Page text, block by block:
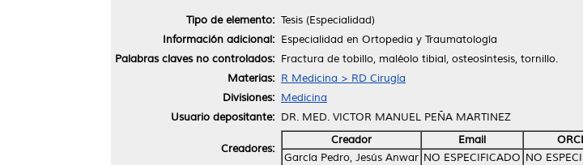
Tipo de elemento: Tesis (Especialidad)
Información adicional: Especialidad en Ortopedia y Traumatología
Palabras claves no controlados: Fractura de tobillo, maléolo tibial, osteosíntesis, tornillo.
Materias: R Medicina > RD Cirugía
Divisiones: Medicina
Usuario depositante: DR. MED. VICTOR MANUEL PEÑA MARTINEZ
Creadores:
Creador Email
García Pedro, Jesús Anwar NO ESPECIFICADO NO